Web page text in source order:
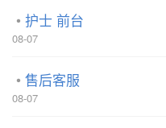
护士 前台
08-07
售后客服
08-07